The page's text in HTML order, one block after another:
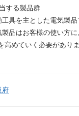
する製品群
工具を主とした電気製品
製品はお客様の使い方
高めていく必要がありま
府